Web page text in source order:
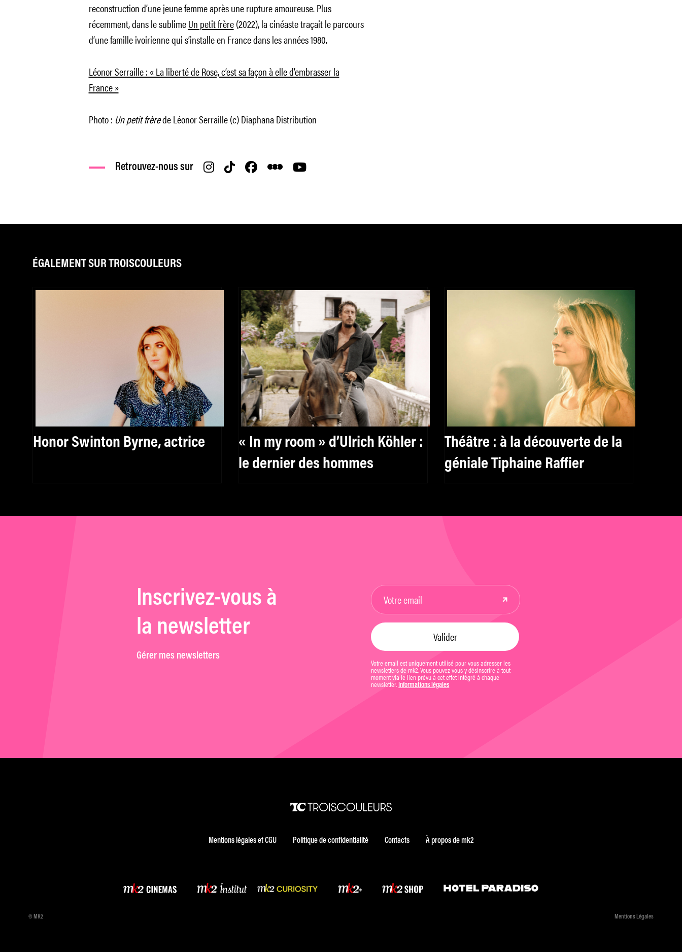
reconstruction d’une jeune femme après une rupture amoureuse. Plus
récemment, dans le sublimeUn petit frère(2022), la cinéaste traçait le parcours
d’une famille ivoirienne qui s’installe en France dans les années 1980.
Léonor Serraille : « La liberté de Rose, c’est sa façon à elle d’embrasser la
France »
Photo : Un petit frèrede Léonor Serraille (c) Diaphana Distribution
Retrouvez-nous sur
ÉGALEMENT SUR TROISCOULEURS
Honor Swinton Byrne, actrice
« In my room » d’Ulrich Köhler :
le dernier des hommes
Théâtre : à la découverte de la
géniale Tiphaine Raffier
Inscrivez-vous à
la newsletter
Gérer mes newsletters
Votre email est uniquement utilisé pour vous adresser les
newsletters de mk2. Vous pouvez vous y désinscrire à tout
moment via le lien prévu à cet effet intégré à chaque
newsletter. Informations légales
Mentions légales et CGU Politique de confidentialité Contacts À propos de mk2
© MK2 Mentions Légales